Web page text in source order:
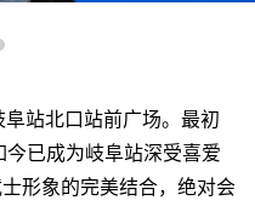
站北口站前广场。最初
已成为岐阜站深受喜爱
形象的完美结合，绝对会